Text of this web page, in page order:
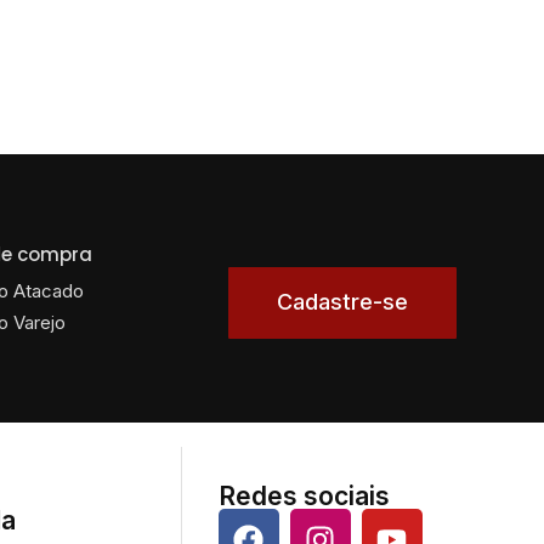
compra
Atacado
Varejo
Cadastre-se
Redes sociais